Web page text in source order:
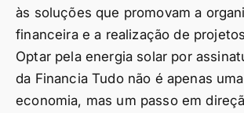
às soluções que promovam a
financeira e a realização de
Optar pela energia solar por
da Financia Tudo não é apenas
economia, mas um passo em